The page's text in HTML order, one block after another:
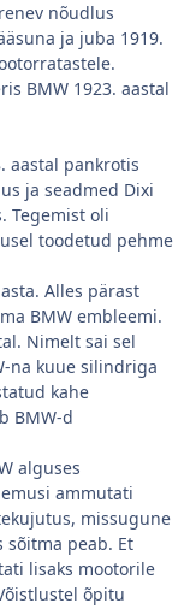
nõudlus
ja juba 1919.
BMW 1923. aastal
aastal pankrotis
ja seadmed Dixi
Tegemist oli
toodetud pehme
Alles pärast
BMW embleemi.
Nimelt sai sel
na kuue silindriga
kahe
BMW-d
alguses
ammutati
missugune
sõitma peab. Et
lisaks mootorile
õpitu